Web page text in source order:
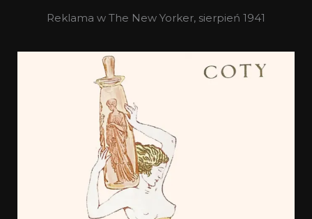
Reklama w The New Yorker, sierpień 1941